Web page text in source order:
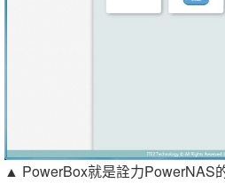
▲ PowerBox就是詮力PowerNAS